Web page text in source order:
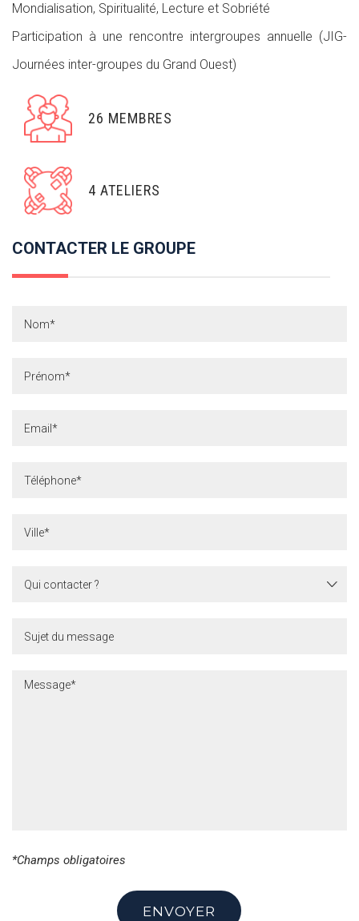
Mondialisation, Spiritualité, Lecture et Sobriété
Participation à une rencontre intergroupes annuelle (JIG-
Journées inter-groupes du Grand Ouest)
26 MEMBRES
4 ATELIERS
CONTACTER LE GROUPE
contacter
*Champs obligatoires
ENVOYER